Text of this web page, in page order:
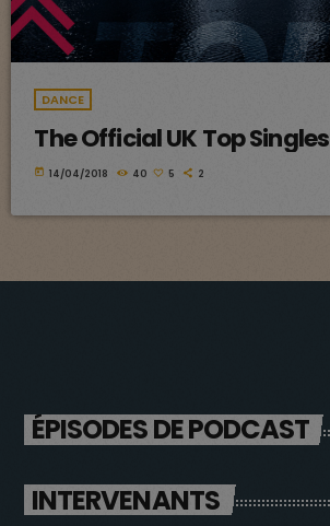
DANCE
The Official UK Top
today 14/04/2018 40 5 2
ÉPISODES DE PODCAST
INTERVENANTS